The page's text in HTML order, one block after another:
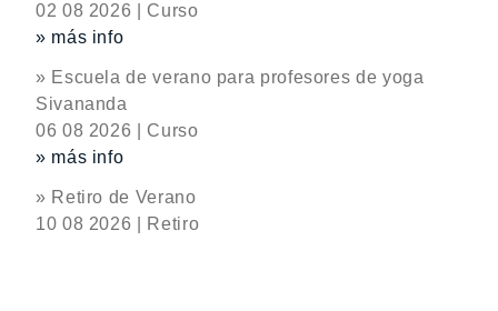
02 08 2026 | Curso
» más info
» Escuela de verano para profesores de yoga
Sivananda
06 08 2026 | Curso
» más info
» Retiro de Verano
10 08 2026 | Retiro